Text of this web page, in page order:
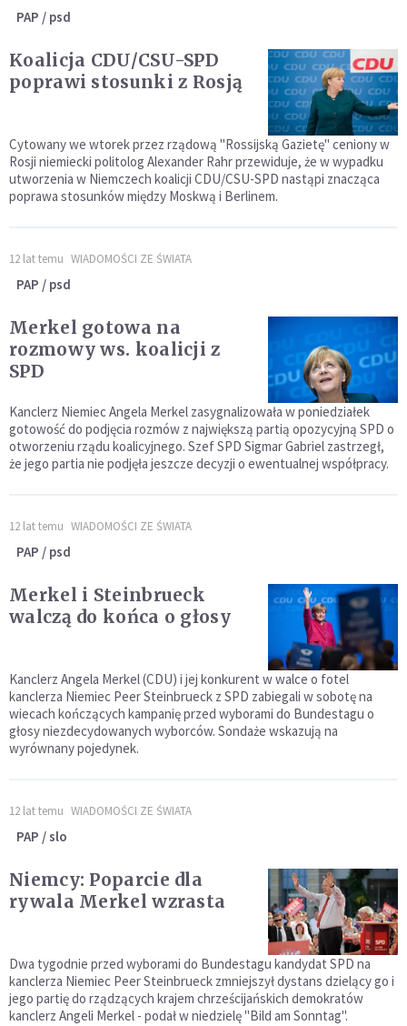
PAP / psd
Koalicja CDU/CSU-SPD
poprawi stosunki z Rosją
Cytowany we wtorek przez rządową "Rossijską Gazietę" ceniony w
Rosji niemiecki politolog Alexander Rahr przewiduje, że w wypadku
utworzenia w Niemczech koalicji CDU/CSU-SPD nastąpi znacząca
poprawa stosunków między Moskwą i Berlinem.
12 lat temu WIADOMOŚCI ZE ŚWIATA
PAP / psd
Merkel gotowa na
rozmowy ws. koalicji z
SPD
Kanclerz Niemiec Angela Merkel zasygnalizowała w poniedziałek
gotowość do podjęcia rozmów z największą partią opozycyjną SPD o
otworzeniu rządu koalicyjnego. Szef SPD Sigmar Gabriel zastrzegł,
że jego partia nie podjęła jeszcze decyzji o ewentualnej współpracy.
12 lat temu WIADOMOŚCI ZE ŚWIATA
PAP / psd
Merkel i Steinbrueck
walczą do końca o głosy
Kanclerz Angela Merkel (CDU) i jej konkurent w walce o fotel
kanclerza Niemiec Peer Steinbrueck z SPD zabiegali w sobotę na
wiecach kończących kampanię przed wyborami do Bundestagu o
głosy niezdecydowanych wyborców. Sondaże wskazują na
wyrównany pojedynek.
12 lat temu WIADOMOŚCI ZE ŚWIATA
PAP / slo
Niemcy: Poparcie dla
rywala Merkel wzrasta
Dwa tygodnie przed wyborami do Bundestagu kandydat SPD na
kanclerza Niemiec Peer Steinbrueck zmniejszył dystans dzielący go i
jego partię do rządzących krajem chrześcijańskich demokratów
kanclerz Angeli Merkel - podał w niedzielę "Bild am Sonntag".